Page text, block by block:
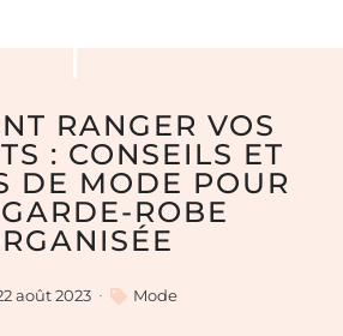
RANGER VOS
: CONSEILS ET
DE MODE POUR
ROBE
août 2023 Mode